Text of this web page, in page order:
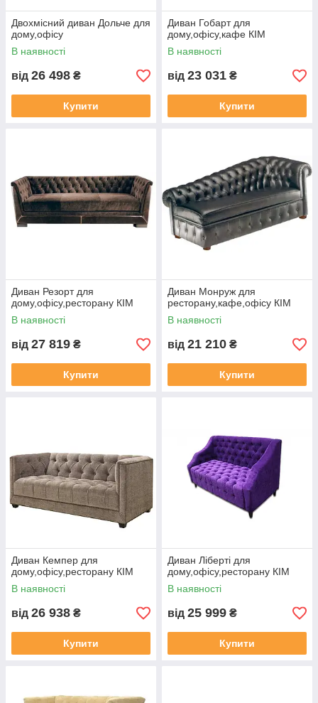
Двохмісний диван Дольче для
дому,офісу
В наявності
від 26 498 ₴
Купити
Диван Гобарт для
дому,офісу,кафе КІМ
В наявності
від 23 031 ₴
Купити
Диван Резорт для
дому,офісу,ресторану КІМ
В наявності
від 27 819 ₴
Купити
Диван Монруж для
ресторану,кафе,офісу КІМ
В наявності
від 21 210 ₴
Купити
Диван Кемпер для
дому,офісу,ресторану КІМ
В наявності
від 26 938 ₴
Купити
Диван Ліберті для
дому,офісу,ресторану КІМ
В наявності
від 25 999 ₴
Купити